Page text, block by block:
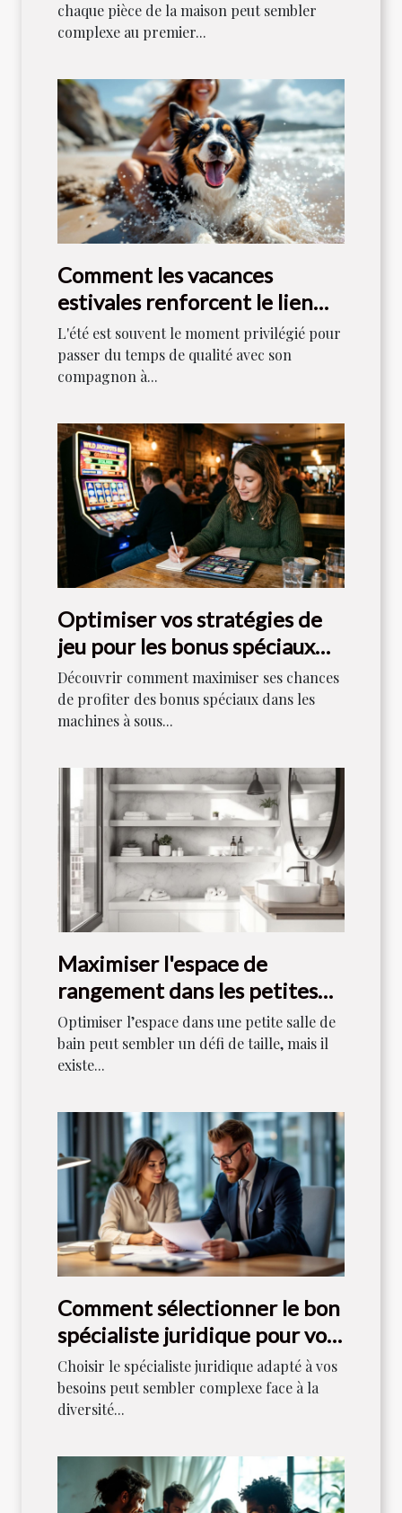
chaque pièce de la maison peut sembler
complexe au premier...
Comment les vacances
estivales renforcent le lien
entre maîtres et chiens ?
L'été est souvent le moment privilégié pour
passer du temps de qualité avec son
compagnon à...
Optimiser vos stratégies de
jeu pour les bonus spéciaux
dans les machines à sous
Découvrir comment maximiser ses chances
de profiter des bonus spéciaux dans les
machines à sous...
Maximiser l'espace de
rangement dans les petites
salles de bain
Optimiser l’espace dans une petite salle de
bain peut sembler un défi de taille, mais il
existe...
Comment sélectionner le bon
spécialiste juridique pour vos
besoins ?
Choisir le spécialiste juridique adapté à vos
besoins peut sembler complexe face à la
diversité...